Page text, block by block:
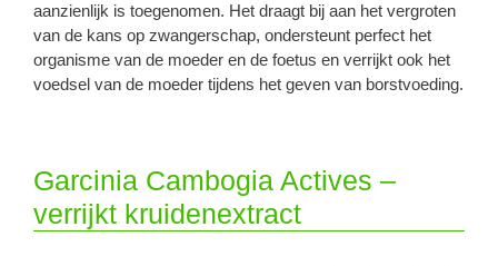
aanzienlijk is toegenomen. Het draagt ​​bij aan het vergroten
van de kans op zwangerschap, ondersteunt perfect het
organisme van de moeder en de foetus en verrijkt ook het
voedsel van de moeder tijdens het geven van borstvoeding.
Garcinia Cambogia Actives –
verrijkt kruidenextract